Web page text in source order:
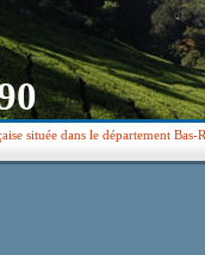
située dans le département